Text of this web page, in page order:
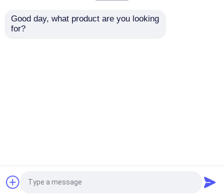
AND PLASTIC FRODUCTS CO., LID. All Rights
Good day, what product are you looking
for?